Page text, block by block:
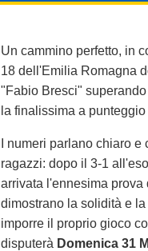
Un cammino perfetto, in
18 dell'Emilia Romagna
"Fabio Bresci"
la finalissima a
I numeri parlano chiaro
ragazzi: dopo il 3-1
arrivata l'ennesima prova
dimostrano la solidità e
imporre il proprio gioco
disputerà Domenica 31